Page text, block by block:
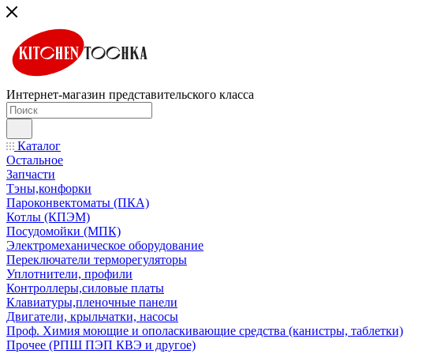
Интернет-магазин представительского класса
Каталог
Остальное
Запчасти
Тэны,конфорки
Пароконвектоматы (ПКА)
Котлы (КПЭМ)
Посудомойки (МПК)
Электромеханическое оборудование
Переключатели терморегуляторы
Уплотнители, профили
Контроллеры,силовые платы
Клавиатуры,пленочные панели
Двигатели, крыльчатки, насосы
Проф. Химия моющие и ополаскивающие средства (канистры, таблетки)
Прочее (РПШ ПЭП КВЭ и другое)